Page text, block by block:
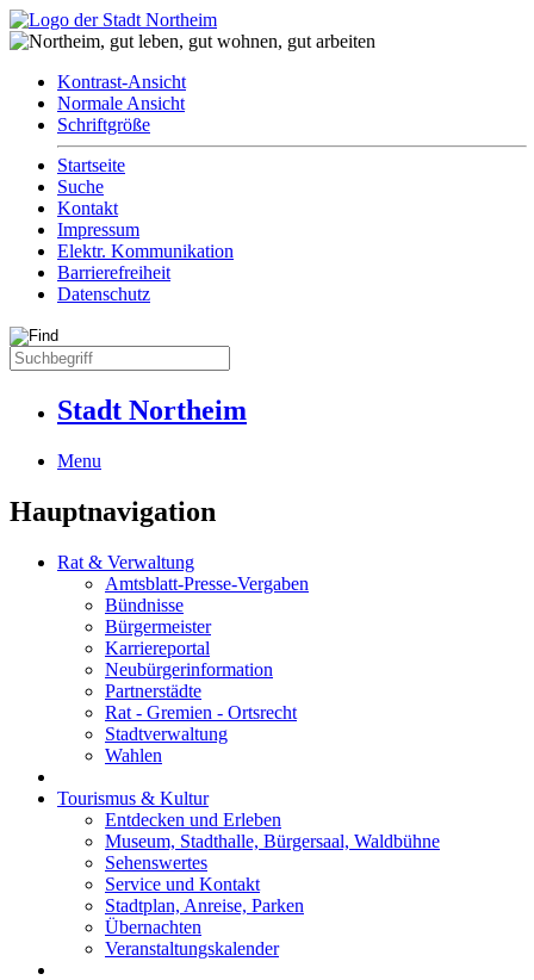
Kontrast-Ansicht
Normale Ansicht
Schriftgröße
Startseite
Suche
Kontakt
Impressum
Elektr. Kommunikation
Barrierefreiheit
Datenschutz
Stadt Northeim
Menu
Hauptnavigation
Rat & Verwaltung
Amtsblatt-Presse-Vergaben
Bündnisse
Bürgermeister
Karriereportal
Neubürgerinformation
Partnerstädte
Rat - Gremien - Ortsrecht
Stadtverwaltung
Wahlen
Tourismus & Kultur
Entdecken und Erleben
Museum, Stadthalle, Bürgersaal, Waldbühne
Sehenswertes
Service und Kontakt
Stadtplan, Anreise, Parken
Übernachten
Veranstaltungskalender